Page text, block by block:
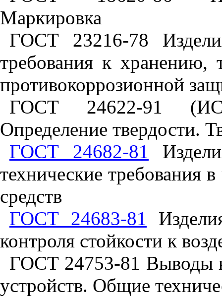
Маркировка
ГОСТ 23216-78
требования к хранению,
противокоррозионной
ГОСТ 24622-91
Определение твердости.
ГОСТ 24682-81
технические требования
средств
ГОСТ 24683-81
контроля стойкости к
ГОСТ 24753-81 Выводы
устройств. Общие